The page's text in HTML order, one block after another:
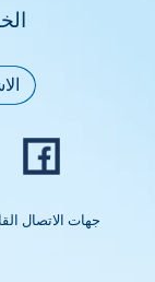
جهات الاتصال